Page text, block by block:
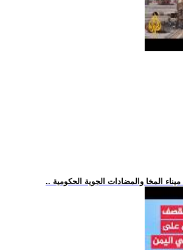
المخا والمضادات الجوية الحكومية